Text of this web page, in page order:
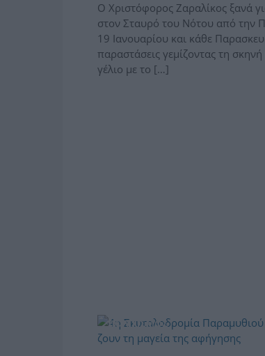
Ο Χριστόφορος Ζαραλίκος ξανά
στον Σταυρό του Νότου από την
19 Ιανουαρίου και κάθε
παραστάσεις γεμίζοντας τη
γέλιο με το […]
ΠΟΛΙΤΙΣΜΟΣ